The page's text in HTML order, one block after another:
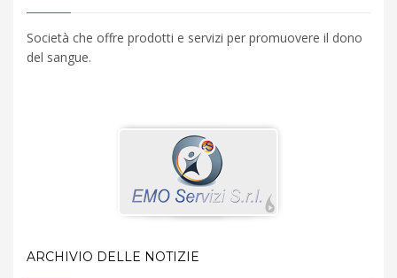
Società che offre prodotti e servizi per promuovere il dono
del sangue.
ARCHIVIO DELLE NOTIZIE